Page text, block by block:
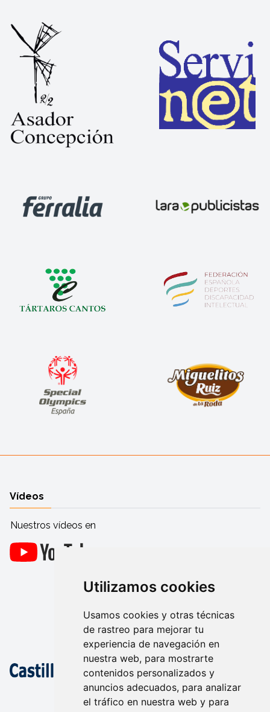
Utilizamos cookies
Usamos cookies y otras técnicas
de rastreo para mejorar tu
experiencia de navegación en
nuestra web, para mostrarte
contenidos personalizados y
anuncios adecuados, para analizar
el tráfico en nuestra web y para
Vídeos
Nuestros vídeos en